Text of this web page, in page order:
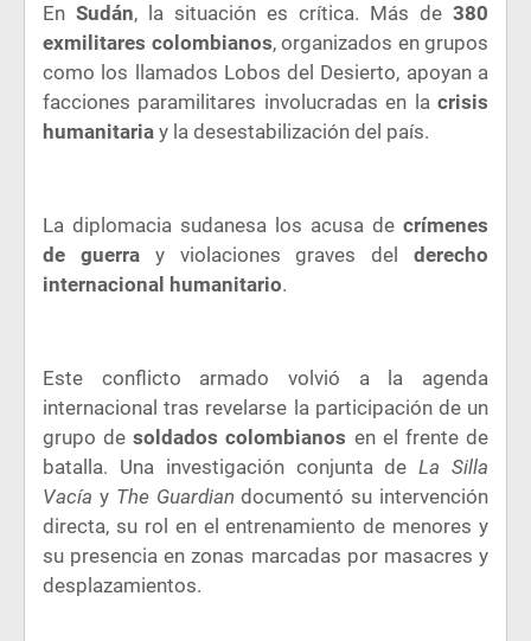
En Sudán, la situación es crítica. Más de 380
exmilitares colombianos, organizados en grupos
como los llamados Lobos del Desierto, apoyan a
facciones paramilitares involucradas en la crisis
humanitaria y la desestabilización del país.
La diplomacia sudanesa los acusa de crímenes
de guerray violaciones graves delderecho
internacional humanitario.
Este conflicto armado volvió a la agenda
internacional tras revelarse la participación de un
grupo desoldados colombianos en el frente de
batalla. Una investigación conjunta deLa Silla
Vacía y The Guardian documentó su intervención
directa, su rol en el entrenamiento de menores y
su presencia en zonas marcadas por masacres y
desplazamientos.